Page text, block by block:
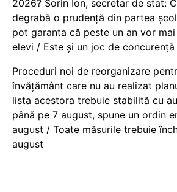
2026? Sorin Ion, secretar de stat:
degrabă o prudență din partea
pot garanta că peste un an vor
elevi / Este și un joc de concurență
Proceduri noi de reorganizare
învățământ care nu au realizat
lista acestora trebuie stabilită cu
până pe 7 august, spune un ordin
august / Toate măsurile trebuie
august